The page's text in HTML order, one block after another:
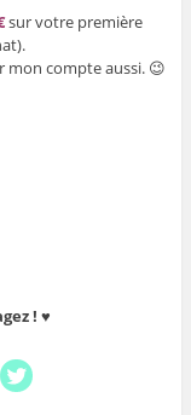
sur votre première
mon compte aussi. 😉
! ♥